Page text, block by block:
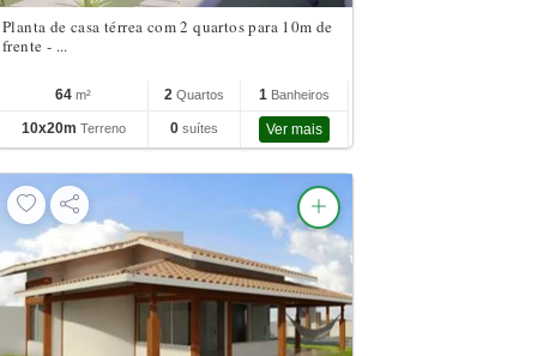
Planta de casa térrea com 2 quartos para 10m de
frente - ...
64 m² 2 Quartos 1 Banheiros
10x20m Terreno 0 suítes Ver mais